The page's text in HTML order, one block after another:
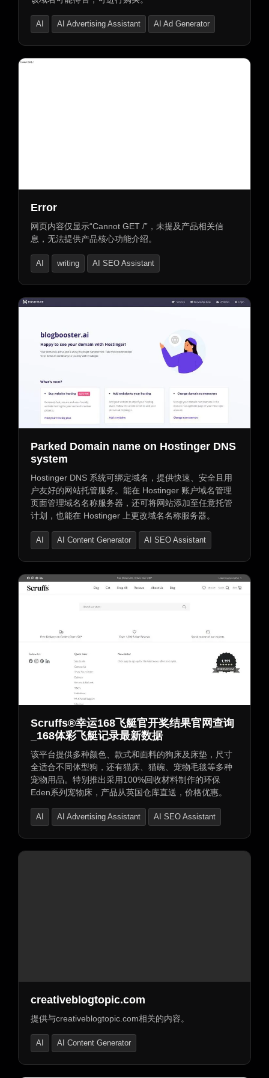
AI AI Advertising Assistant AI Ad Generator
Error
网页内容仅显示“Cannot GET /”，未提及产品相关信
息，无法提供产品核心功能介绍。
AI writing AI SEO Assistant
Parked Domain name on Hostinger DNS
system
Hostinger DNS 系统可绑定域名，提供快速、安全且用
户友好的网站托管服务。能在 Hostinger 账户域名管理
页面管理域名名称服务器，还可将网站添加至任意托管
计划，也能在 Hostinger 上更改域名名称服务器。
AI AI Content Generator AI SEO Assistant
Scruffs®幸运168飞艇官开奖结果官网查询
_168体彩飞艇记录最新数据
该平台提供多种颜色、款式和面料的狗床及床垫，尺寸
全适合不同体型狗，还有猫床、猫碗、宠物毛毯等多种
宠物用品。特别推出采用100%回收材料制作的环保
Eden系列宠物床，产品从英国仓库直送，价格优惠。
AI AI Advertising Assistant AI SEO Assistant
creativeblogtopic.com
提供与creativeblogtopic.com相关的内容。
AI
AI Content Generator